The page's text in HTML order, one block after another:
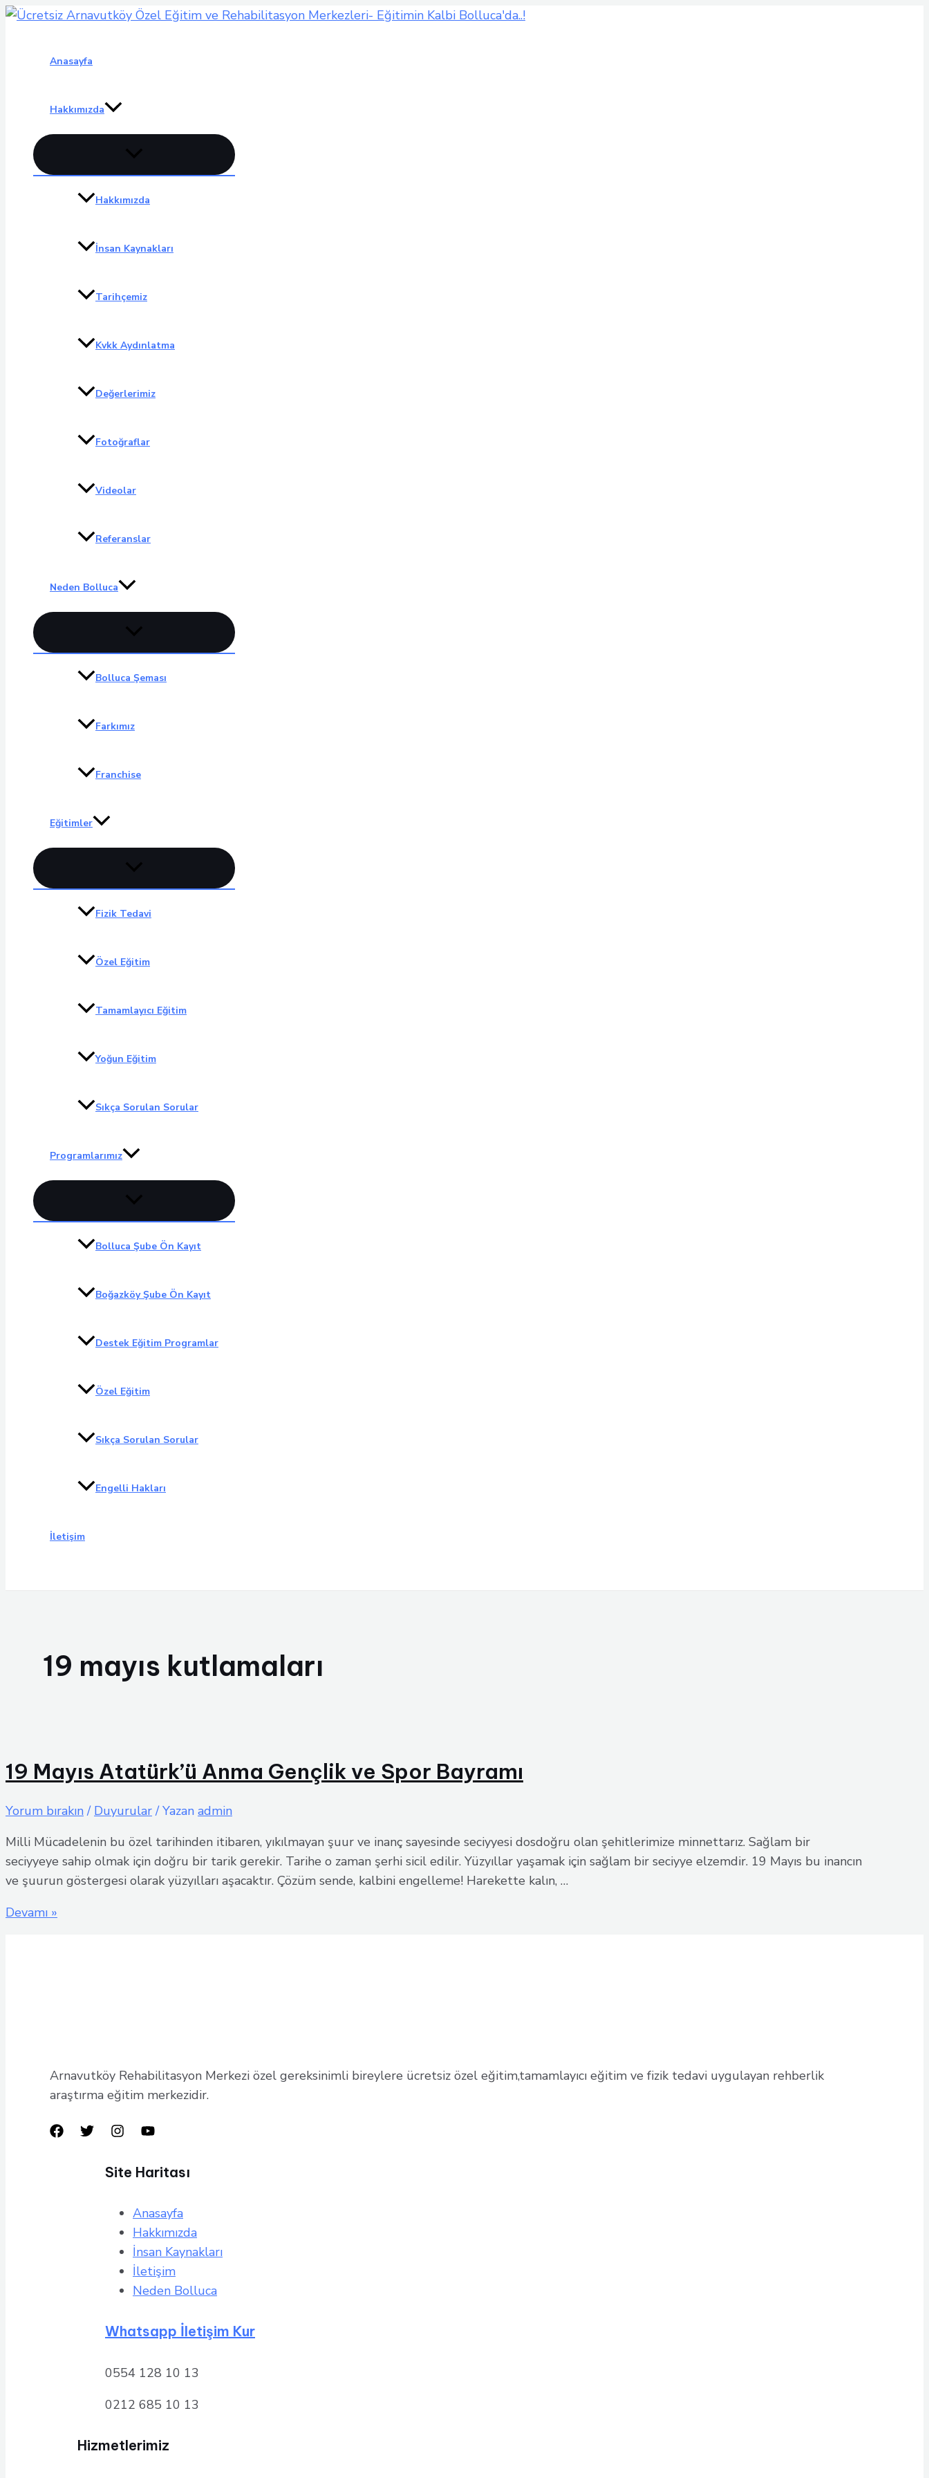
İçeriğe
Anasayfa
Hakkımızda
Menu
Hakkımızda
İnsan Kaynakları
Tarihçemiz
Kvkk Aydınlatma
Değerlerimiz
Fotoğraflar
Videolar
Referanslar
Neden Bolluca
Menu
Bolluca Şeması
Farkımız
Franchise
Eğitimler
Menu
Fizik Tedavi
Özel Eğitim
Tamamlayıcı Eğitim
Yoğun Eğitim
Sıkça Sorulan Sorular
Programlarımız
Menu
Bolluca Şube Ön Kayıt
Boğazköy Şube Ön Kayıt
Destek Eğitim Programlar
Özel Eğitim
Sıkça Sorulan Sorular
Engelli Hakları
İletişim
19 mayıs kutlamaları
19 Mayıs Atatürk’ü Anma Gençlik ve Spor Bayramı
Yorum bırakın / Duyurular/ Yazan admin
Milli Mücadelenin bu özel tarihinden itibaren, yıkılmayan şuur ve inanç sayesinde seciyyesi dosdoğru olan şehitlerimize minnettarız. Sağlam bir
seciyyeye sahip olmak için doğru bir tarik gerekir. Tarihe o zaman şerhi sicil edilir. Yüzyıllar yaşamak için sağlam bir seciyye elzemdir. 19 Mayıs bu inancın
ve şuurun göstergesi olarak yüzyılları aşacaktır. Çözüm sende, kalbini engelleme! Harekette kalın, …
19
Devamı »
Arnavutköy Rehabilitasyon Merkezi özel gereksinimli bireylere ücretsiz özel eğitim,tamamlayıcı eğitim ve fizik tedavi uygulayan rehberlik
araştırma eğitim merkezidir.
Site Haritası
Anasayfa
Hakkımızda
İnsan Kaynakları
İletişim
Neden Bolluca
Whatsapp İletişim Kur
0554 128 10 13
0212 685 10 13
Hizmetlerimiz